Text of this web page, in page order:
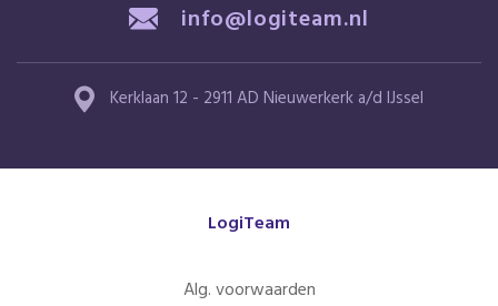
info@logiteam.nl
Kerklaan 12 - 2911 AD Nieuwerkerk a/d IJssel
LogiTeam
Alg. voorwaarden